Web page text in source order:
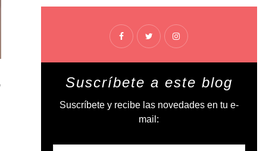
Suscríbete a este blog
Suscríbete y recibe las novedades en tu e-
mail: